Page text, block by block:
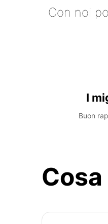
Con noi
I
Buon